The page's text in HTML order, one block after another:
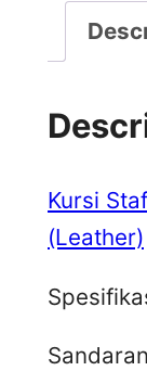
Kursi
(Leather)